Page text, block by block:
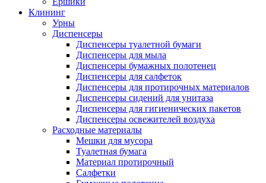
Клининг
Урны
Диспенсеры
Диспенсеры туалетной бумаги
Диспенсеры для мыла
Диспенсеры бумажных полотенец
Диспенсеры для салфеток
Диспенсеры для протирочных материалов
Диспенсеры сидений для унитаза
Диспенсеры для гигиенических пакетов
Диспенсеры освежителей воздуха
Расходные материалы
Мешки для мусора
Туалетная бумага
Материал протирочный
Салфетки